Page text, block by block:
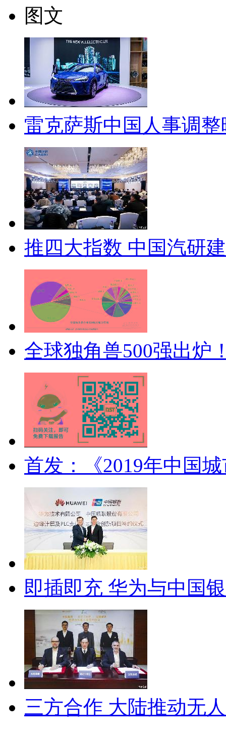
图文
雷克萨斯中国人事调
推四大指数 中国汽研
全球独角兽500强出炉
首发：《2019年中国
即插即充 华为与中国
三方合作 大陆推动无